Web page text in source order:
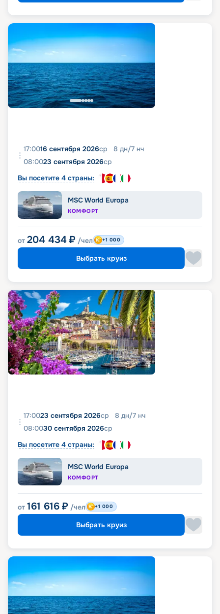
17:0016 сентября 2026ср 8 дн/7 нч
08:0023 сентября 2026ср
Вы посетите 4 страны:
MSC World Europa
КОМФОРТ
от 204 434 ₽ /чел +1 000
Выбрать круиз
17:0023 сентября 2026ср 8 дн/7 нч
08:0030 сентября 2026ср
Вы посетите 4 страны:
MSC World Europa
КОМФОРТ
от 161 616 ₽ /чел +1 000
Выбрать круиз